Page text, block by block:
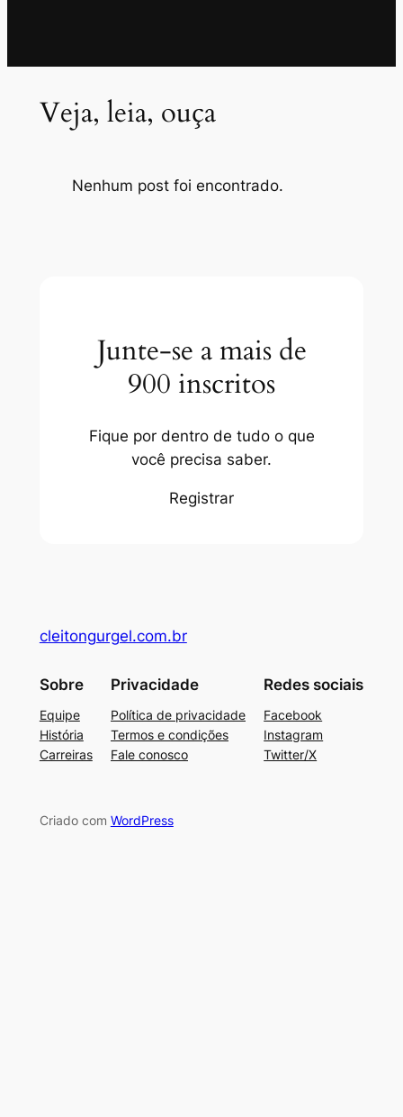
Veja, leia, ouça
Nenhum post foi encontrado.
Junte-se a mais de
900 inscritos
Fique por dentro de tudo o que
você precisa saber.
Registrar
cleitongurgel.com.br
Sobre
Equipe
História
Carreiras
Privacidade
Política de privacidade
Termos e condições
Fale conosco
Redes sociais
Facebook
Instagram
Twitter/X
Criado com WordPress